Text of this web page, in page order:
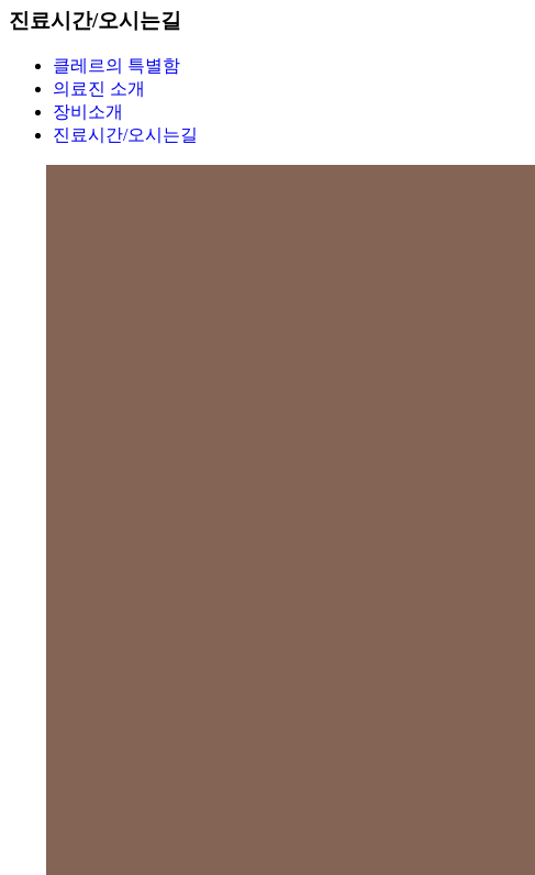
진료시간/오시는길
클레르의 특별함
의료진 소개
장비소개
진료시간/오시는길